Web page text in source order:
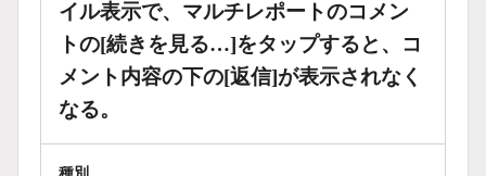
イル表示で、マルチレポートのコメン
トの[続きを見る…]をタップすると、コ
メント内容の下の[返信]が表示されなく
なる。